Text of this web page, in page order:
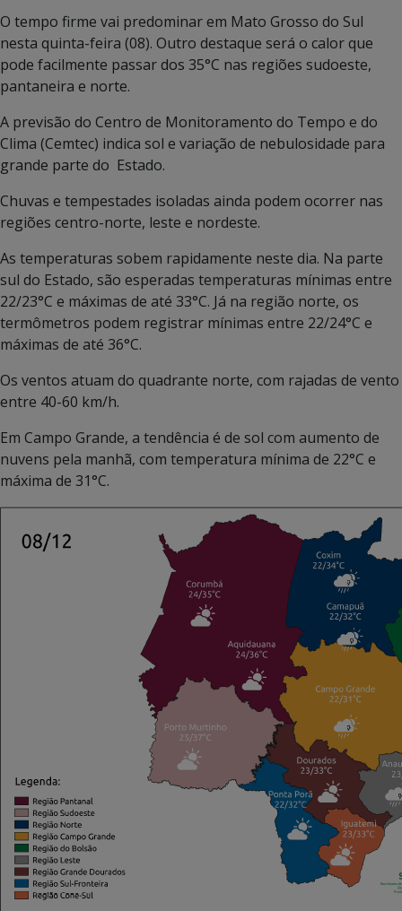
O tempo firme vai predominar em Mato Grosso do Sul
nesta quinta-feira (08). Outro destaque será o calor que
pode facilmente passar dos 35°C nas regiões sudoeste,
pantaneira e norte.
A previsão do Centro de Monitoramento do Tempo e do
Clima (Cemtec) indica sol e variação de nebulosidade para
grande parte do Estado.
Chuvas e tempestades isoladas ainda podem ocorrer nas
regiões centro-norte, leste e nordeste.
As temperaturas sobem rapidamente neste dia. Na parte
sul do Estado, são esperadas temperaturas mínimas entre
22/23°C e máximas de até 33°C. Já na região norte, os
termômetros podem registrar mínimas entre 22/24°C e
máximas de até 36°C.
Os ventos atuam do quadrante norte, com rajadas de vento
entre 40-60 km/h.
Em Campo Grande, a tendência é de sol com aumento de
nuvens pela manhã, com temperatura mínima de 22°C e
máxima de 31°C.